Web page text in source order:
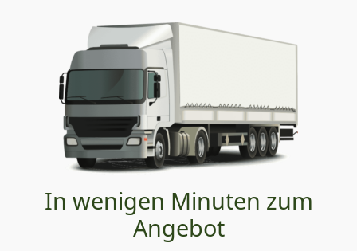
In wenigen Minuten zum
Angebot